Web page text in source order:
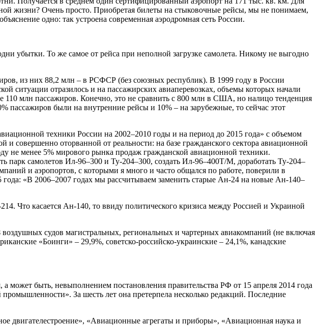
жизни? Очень просто. Приобретая билеты на стыковочные рейсы, мы не понимаем,
одно: так устроена современная аэродромная сеть России.
убытки. То же самое от рейса при неполной загрузке самолета. Никому не выгодно
из них 88,2 млн – в РСФСР (без союзных республик). В 1999 году в России
ситуации отразилось и на пассажирских авиаперевозках, объемы которых начали
110 млн пассажиров. Конечно, это не сравнить с 800 млн в США, но налицо тенденция
пассажиров были на внутренние рейсы и 10% – на зарубежные, то сейчас этот
техники России на 2002–2010 годы и на период до 2015 года» с объемом
совершенно оторванной от реальности: на базе гражданского сектора авиационной
не менее 5% мирового рынка продаж гражданской авиационной техники.
самолетов Ил-96–300 и Ту-204–300, создать Ил-96–400Т/М, доработать Ту-204–
и аэропортов, с которыми я много и часто общался по работе, поверили в
«В 2006–2007 годах мы рассчитываем заменить старые Ан-24 на новые Ан-140–
Что касается Ан-140, то ввиду политического кризиса между Россией и Украиной
судов магистральных, региональных и чартерных авиакомпаний (не включая
«Боинги» – 29,9%, советско-российско-украинские – 24,1%, канадские
быть, невыполнением постановления правительства РФ от 15 апреля 2014 года
За шесть лет она претерпела несколько редакций. Последние
двигателестроение», «Авиационные агрегаты и приборы», «Авиационная наука и